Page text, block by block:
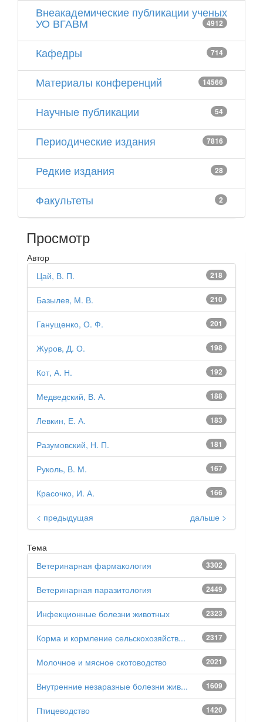
Внеакадемические публикации ученых
УО ВГАВМ 4912
Кафедры 714
Материалы конференций 14566
Научные публикации 54
Периодические издания 7816
Редкие издания 28
Факультеты 2
Просмотр
Автор
218
Цай, В. П.
210
Базылев, М. В.
201
Ганущенко, О. Ф.
198
Журов, Д. О.
192
Кот, А. Н.
188
Медведский, В. А.
183
Левкин, Е. А.
181
Разумовский, Н. П.
167
Руколь, В. М.
166
Красочко, И. А.
< предыдущая дальше >
Тема
3302
Ветеринарная фармакология
2449
Ветеринарная паразитология
2323
Инфекционные болезни животных
2317
Корма и кормление сельскохозяйств...
2021
Молочное и мясное скотоводство
1609
Внутренние незаразные болезни жив...
1420
Птицеводство